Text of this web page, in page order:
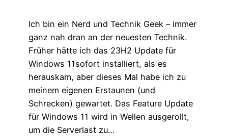
Ich bin ein Nerd und Technik Geek – immer
ganz nah dran an der neuesten Technik.
Früher hätte ich das 23H2 Update für
Windows 11sofort installiert, als es
herauskam, aber dieses Mal habe ich zu
meinem eigenen Erstaunen (und
Schrecken) gewartet. Das Feature Update
für Windows 11 wird in Wellen ausgerollt,
um die Serverlast zu…